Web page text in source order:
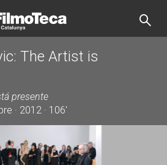
The Artist is
presente
· 2012 · 106'